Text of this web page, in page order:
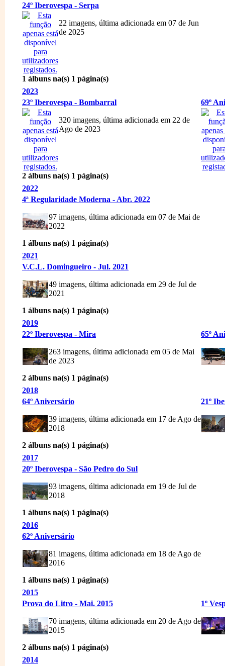
24º Iberovespa - Serpa
22 imagens, última adicionada em 07 de Jun
de 2025
1 álbuns na(s) 1 página(s)
2023
23º Iberovespa - Bombarral
320 imagens, última adicionada em 22 de
Ago de 2023
69º
2 álbuns na(s) 1 página(s)
2022
4ª Regularidade Moderna - Abr. 2022
97 imagens, última adicionada em 07 de Mai de
2022
1 álbuns na(s) 1 página(s)
2021
V.C.L. Domingueiro - Jul. 2021
49 imagens, última adicionada em 29 de Jul de
2021
1 álbuns na(s) 1 página(s)
2019
22º Iberovespa - Mira
263 imagens, última adicionada em 05 de Mai
de 2023
65º
2 álbuns na(s) 1 página(s)
2018
64º Aniversário
39 imagens, última adicionada em 17 de Ago de
2018
21º
2 álbuns na(s) 1 página(s)
2017
20º Iberovespa - São Pedro do Sul
93 imagens, última adicionada em 19 de Jul de
2018
1 álbuns na(s) 1 página(s)
2016
62º Aniversário
81 imagens, última adicionada em 18 de Ago de
2016
1 álbuns na(s) 1 página(s)
2015
Prova do Litro - Mai. 2015
70 imagens, última adicionada em 20 de Ago de
2015
1º
2 álbuns na(s) 1 página(s)
2014